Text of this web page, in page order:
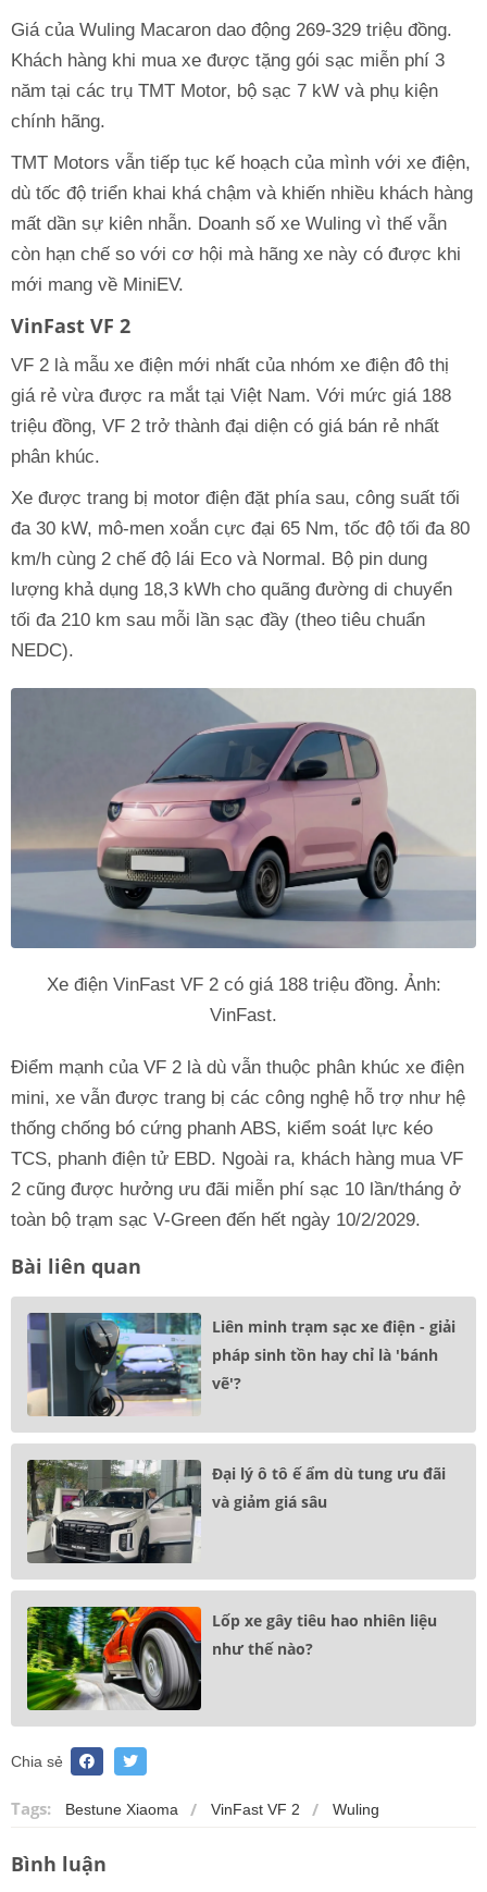
Giá của Wuling Macaron dao động 269-329 triệu đồng.
Khách hàng khi mua xe được tặng gói sạc miễn phí 3
năm tại các trụ TMT Motor, bộ sạc 7 kW và phụ kiện
chính hãng.
TMT Motors vẫn tiếp tục kế hoạch của mình với xe điện,
dù tốc độ triển khai khá chậm và khiến nhiều khách hàng
mất dần sự kiên nhẫn. Doanh số xe Wuling vì thế vẫn
còn hạn chế so với cơ hội mà hãng xe này có được khi
mới mang về MiniEV.
VinFast VF 2
VF 2 là mẫu xe điện mới nhất của nhóm xe điện đô thị
giá rẻ vừa được ra mắt tại Việt Nam. Với mức giá 188
triệu đồng, VF 2 trở thành đại diện có giá bán rẻ nhất
phân khúc.
Xe được trang bị motor điện đặt phía sau, công suất tối
đa 30 kW, mô-men xoắn cực đại 65 Nm, tốc độ tối đa 80
km/h cùng 2 chế độ lái Eco và Normal. Bộ pin dung
lượng khả dụng 18,3 kWh cho quãng đường di chuyển
tối đa 210 km sau mỗi lần sạc đầy (theo tiêu chuẩn
NEDC).
Xe điện VinFast VF 2 có giá 188 triệu đồng. Ảnh:
VinFast.
Điểm mạnh của VF 2 là dù vẫn thuộc phân khúc xe điện
mini, xe vẫn được trang bị các công nghệ hỗ trợ như hệ
thống chống bó cứng phanh ABS, kiểm soát lực kéo
TCS, phanh điện tử EBD. Ngoài ra, khách hàng mua VF
2 cũng được hưởng ưu đãi miễn phí sạc 10 lần/tháng ở
toàn bộ trạm sạc V-Green đến hết ngày 10/2/2029.
Bài liên quan
Liên minh trạm sạc xe điện - giải
pháp sinh tồn hay chỉ là 'bánh
vẽ'?
Đại lý ô tô ế ẩm dù tung ưu đãi
và giảm giá sâu
Lốp xe gây tiêu hao nhiên liệu
như thế nào?
Chia sẻ
Tags: Bestune Xiaoma VinFast VF 2 Wuling
Bình luận